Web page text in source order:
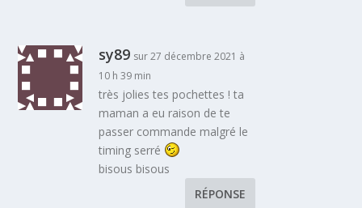
sy89 sur 27 décembre 2021 à
10 h 39 min
très jolies tes pochettes ! ta
maman a eu raison de te
passer commande malgré le
timing serré
bisous bisous
RÉPONSE